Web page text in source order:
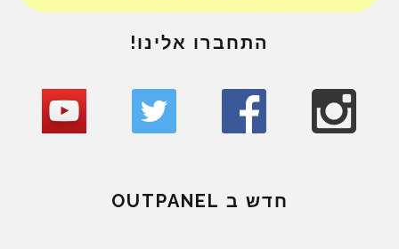
התחברו אלינו!
חדש ב OUTPANEL